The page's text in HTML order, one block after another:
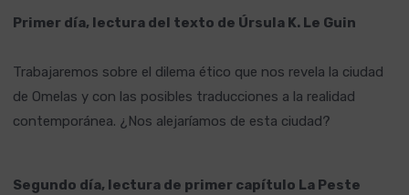
Primer día, lectura del texto de Úrsula K. Le Guin
Trabajaremos sobre el dilema ético que nos revela la ciudad
de Omelas y con las posibles traducciones a la realidad
contemporánea. ¿Nos alejaríamos de esta ciudad?
Segundo día, lectura de primer capítulo La Peste